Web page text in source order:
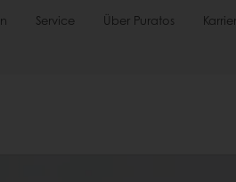
Service Über Puratos